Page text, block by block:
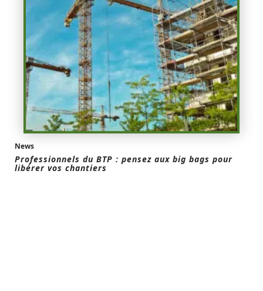
News
Professionnels du BTP : pensez aux big bags pour
libérer vos chantiers